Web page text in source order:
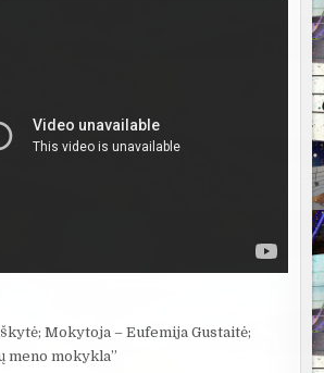
Mokytoja – Eufemija Gustaitė;
meno mokykla”